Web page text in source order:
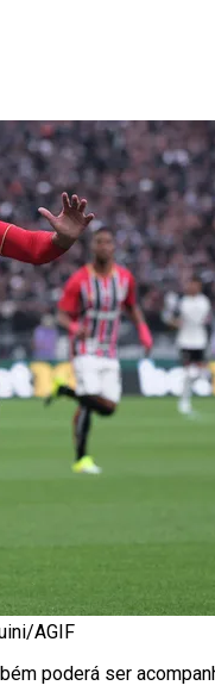
AGIF
poderá ser